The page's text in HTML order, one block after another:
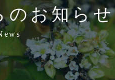
のお知らせ